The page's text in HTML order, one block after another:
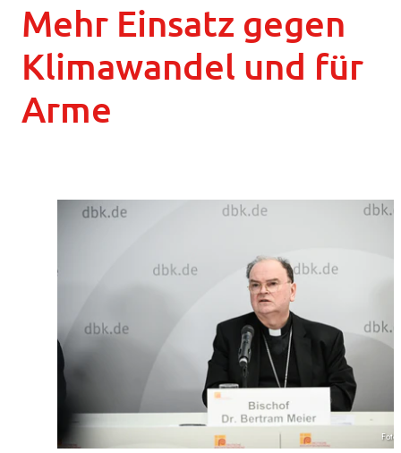
Mehr Einsatz gegen
Klimawandel und für
Arme